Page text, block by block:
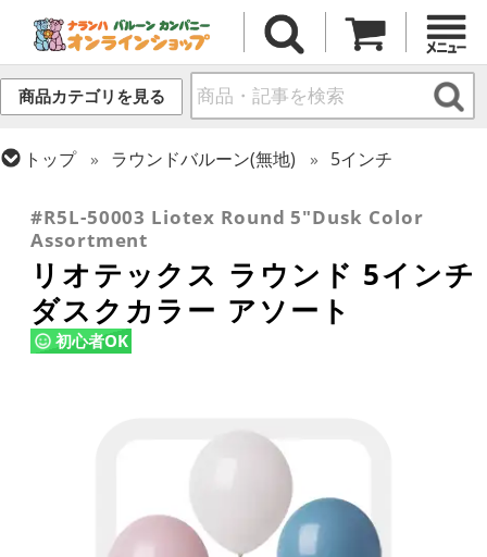
商品カテゴリを見る
トップ ラウンドバルーン(無地)
5インチ
#R5L-50003 Liotex Round 5"Dusk Color
Assortment
リオテックス ラウンド 5インチ
ダスクカラー アソート
初心者OK